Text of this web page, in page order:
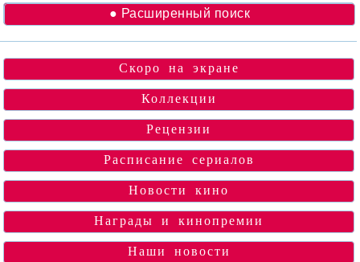
● Расширенный поиск
Скоро на экране
Коллекции
Рецензии
Расписание сериалов
Новости кино
Награды и кинопремии
Наши новости